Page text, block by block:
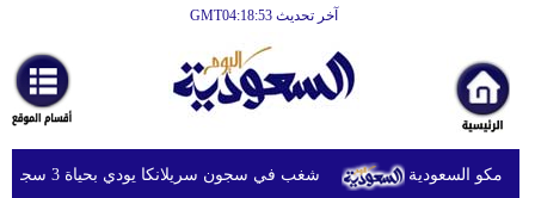
آخر تحديث GMT04:18:53
أخبارعاجلة
رياضة
ثقافة شغب في سجون سريلانكا يودي بحياة 3 سجناء ويصيب 23 آخرين السعودية